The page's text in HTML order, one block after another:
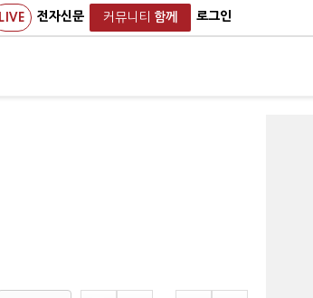
LIVE 전자신문 커뮤니티 함께 로그인